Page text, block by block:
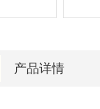
产品详情